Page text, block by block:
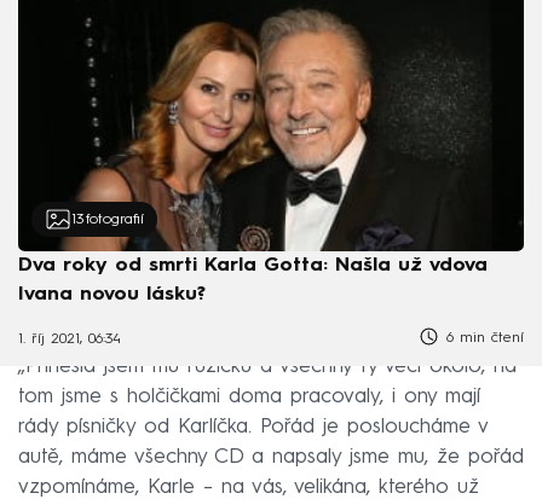
13 fotografií
Dva roky od smrti Karla Gotta: Našla už vdova
Ivana novou lásku?
1. říj 2021, 06:34 6 min čtení
„Přinesla jsem mu růžičku a všechny ty věci okolo, na
tom jsme s holčičkami doma pracovaly, i ony mají
rády písničky od Karlíčka. Pořád je posloucháme v
autě, máme všechny CD a napsaly jsme mu, že pořád
vzpomínáme, Karle – na vás, velikána, kterého už